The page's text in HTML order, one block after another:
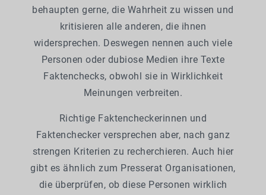
behaupten gerne, die Wahrheit zu wissen und
kritisieren alle anderen, die ihnen
widersprechen. Deswegen nennen auch viele
Personen oder dubiose Medien ihre Texte
Faktenchecks, obwohl sie in Wirklichkeit
Meinungen verbreiten.
Richtige Faktencheckerinnen und
Faktenchecker versprechen aber, nach ganz
strengen Kriterien zu recherchieren. Auch hier
gibt es ähnlich zum Presserat Organisationen,
die überprüfen, ob diese Personen wirklich